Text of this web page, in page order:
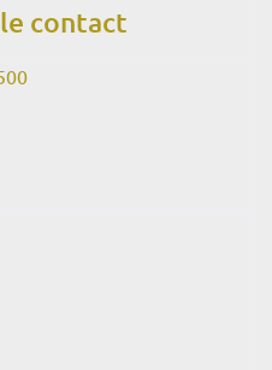
contact